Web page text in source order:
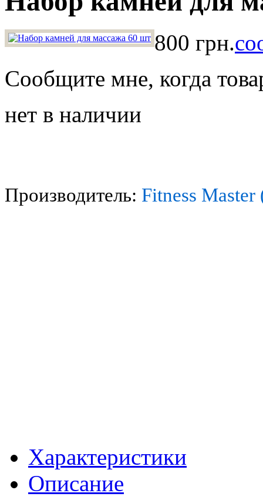
800 грн.
Сообщите мне, когда
нет в наличии
Производитель: Fitness
Характеристики
Описание